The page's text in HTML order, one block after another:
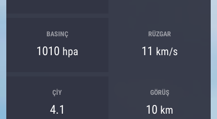
BASINÇ
1010 hpa
RÜZGAR
11 km/s
ÇIY
4.1
GÖRÜŞ
10 km